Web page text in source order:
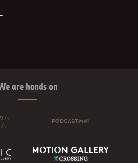
are hands on
ム
PODCAST番組